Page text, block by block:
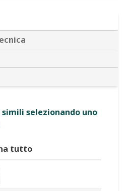
selezionando uno
tutto